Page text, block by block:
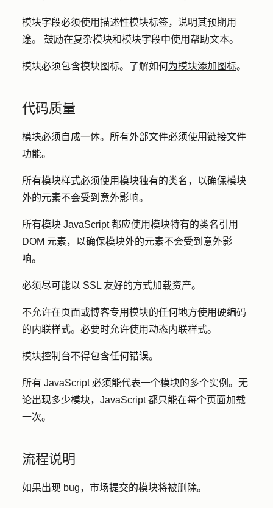
模块字段必须使用描述性模块标签，说明其预期用
途。 鼓励在复杂模块和模块字段中使用帮助文本。
模块必须包含模块图标。了解如何为模块添加图标。
代码质量
模块必须自成一体。所有外部文件必须使用链接文件
功能。
所有模块样式必须使用模块独有的类名，以确保模块
外的元素不会受到意外影响。
所有模块 JavaScript 都应使用模块特有的类名引用
DOM 元素，以确保模块外的元素不会受到意外影
响。
必须尽可能以 SSL 友好的方式加载资产。
不允许在页面或博客专用模块的任何地方使用硬编码
的内联样式。必要时允许使用动态内联样式。
模块控制台不得包含任何错误。
所有 JavaScript 必须能代表一个模块的多个实例。无
论出现多少模块，JavaScript 都只能在每个页面加载
一次。
流程说明
如果出现 bug，市场提交的模块将被删除。